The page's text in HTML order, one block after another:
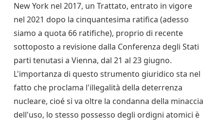
New York nel 2017, un Trattato, entrato in vigore
nel 2021 dopo la cinquantesima ratifica (adesso
siamo a quota 66 ratifiche), proprio di recente
sottoposto a revisione dalla Conferenza degli Stati
parti tenutasi a Vienna, dal 21 al 23 giugno.
L'importanza di questo strumento giuridico sta nel
fatto che proclama l'illegalità della deterrenza
nucleare, cioé si va oltre la condanna della minaccia
dell'uso, lo stesso possesso degli ordigni atomici è